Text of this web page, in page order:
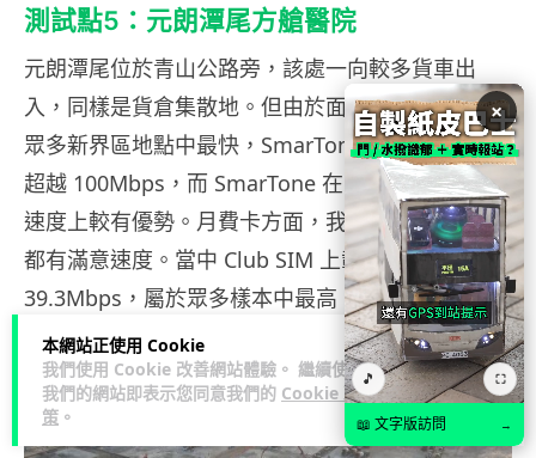
本網站正使用 Cookie
我們使用 Cookie 改善網站體驗。 繼續使用
我們的網站即表示您同意我們的 Cookie 政
策 。
測試點5：元朗潭尾方艙醫院
元朗潭尾位於青山公路旁，該處一向較多貨車出
入，同樣是貨倉集散地。但由於面向公路，速度為
眾多新界區地點中最快，SmarTone 及 CSL 網速均
超越 100Mbps，而 SmarTone 在 Netflix 劇集下載
速度上較有優勢。月費卡方面，我們發現全部樣本
都有滿意速度。當中 Club SIM 上載速度達
39.3Mbps，屬於眾多樣本中最高。
×
🎵 ⛶
📖 文字版訪問 →